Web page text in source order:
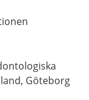
Göteborg